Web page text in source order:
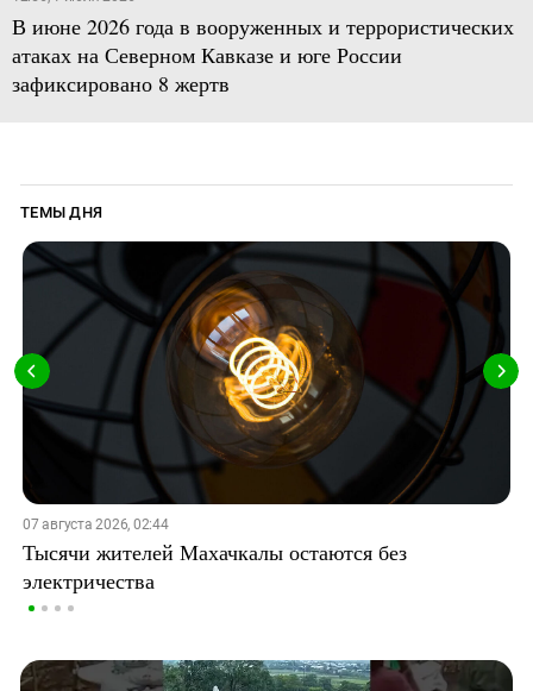
В июне 2026 года в вооруженных и террористических
атаках на Северном Кавказе и юге России
зафиксировано 8 жертв
ТЕМЫ ДНЯ
07 августа 2026, 02:44
Тысячи жителей Махачкалы остаются без
электричества